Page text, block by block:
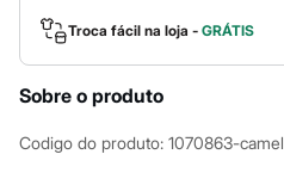
Relógios
Calçados
Botas
Chinelos
Rasteirinhas
Sandálias
Sapatilhas
Troca fácil na loja - GRÁTIS
Sobre o produto
Codigo do produto: 1070863-camel